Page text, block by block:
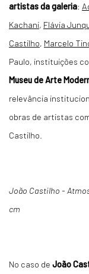
artistas da galeria:
Kachani, Flávia
Castilho, Marcelo
Paulo, instituições
Museu de Arte
relevância
obras de artistas
Castilho.
João Castilho -
cm
No caso de João